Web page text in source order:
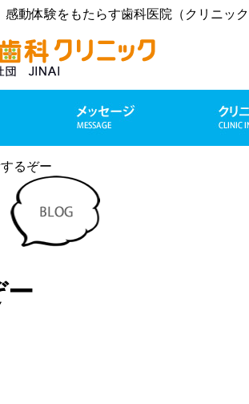
動体験をもたらす歯科医院（クリニック
るぞー
ー